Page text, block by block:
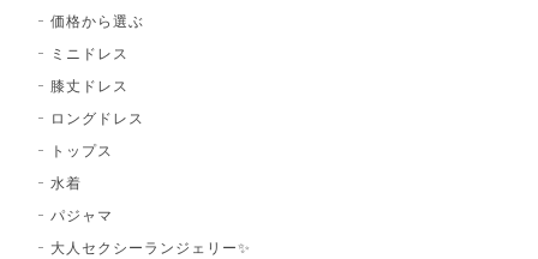
価格から選ぶ
ミニドレス
膝丈ドレス
ロングドレス
トップス
水着
パジャマ
大人セクシーランジェリー✨